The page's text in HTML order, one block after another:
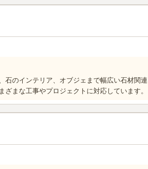
石のインテリア、オブジェまで幅広い石材関連
まな工事やプロジェクトに対応しています。